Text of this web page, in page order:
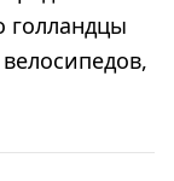
голландцы